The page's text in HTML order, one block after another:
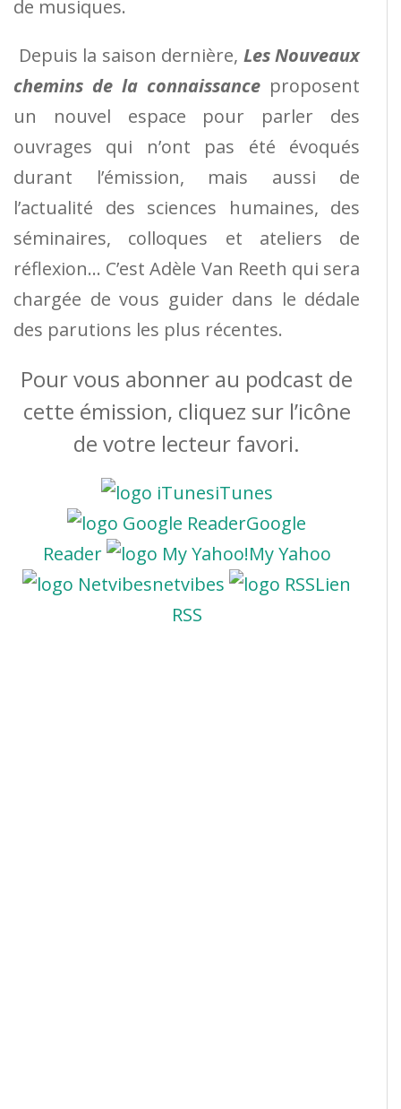
de musiques.
Depuis la saison dernière, Les Nouveaux
chemins de la connaissance proposent
un nouvel espace pour parler des
ouvrages qui n’ont pas été évoqués
durant l’émission, mais aussi de
l’actualité des sciences humaines, des
séminaires, colloques et ateliers de
réflexion… C’est Adèle Van Reeth qui sera
chargée de vous guider dans le dédale
des parutions les plus récentes.
Pour vous abonner au podcast de
cette émission, cliquez sur l’icône
de votre lecteur favori.
iTunes
Google
Reader
My Yahoo
netvibes
Lien
RSS